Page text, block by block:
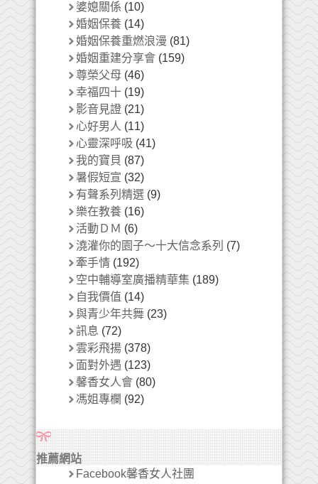
婆媳關係 (10)
婚姻保養 (14)
婚姻保養重燃浪漫 (81)
婚姻重建分享會 (159)
尊榮父母 (46)
幸福四十 (19)
影音見證 (21)
心好男人 (11)
心靈深呼吸 (41)
我的寶貝 (87)
暑假短宣 (32)
有聲系列精選 (9)
樂在教養 (16)
活動ＤＭ (6)
澆灌你的園子～十大信念系列 (7)
牽手情 (192)
空中輔導室廣播精華集 (189)
自我價值 (14)
與青少年共舞 (23)
訊息 (72)
雲彩飛揚 (378)
面對外遇 (123)
馨香女人會 (80)
馮姐專欄 (92)
推薦網站
Facebook馨香女人社團